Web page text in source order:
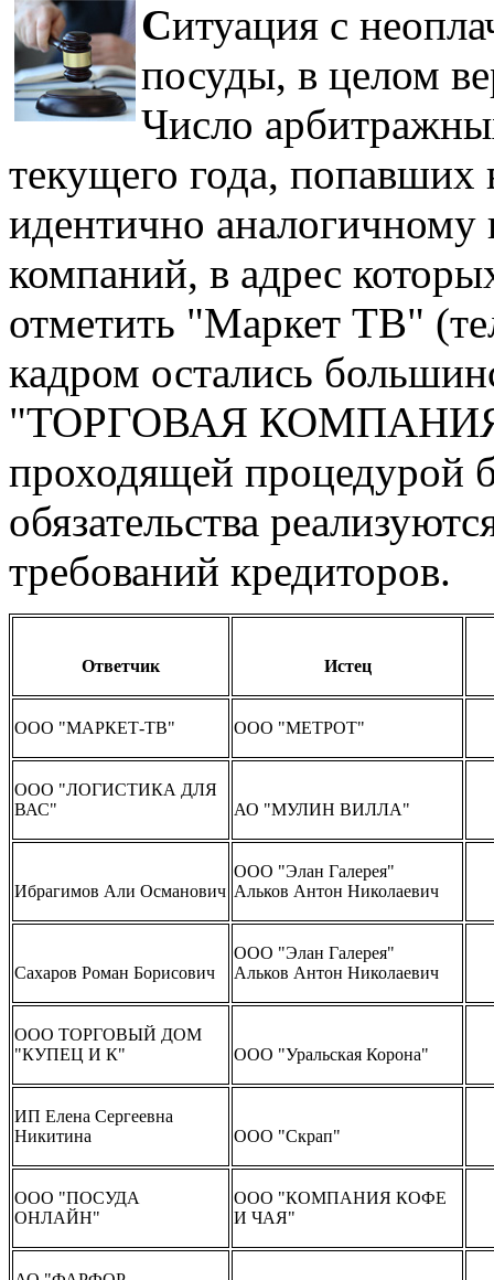
Ситуация с
посуды, в целом
Число
текущего года, попавших
идентично аналогичному
компаний, в адрес
отметить "Маркет ТВ"
кадром остались
"ТОРГОВАЯ КОМПАНИЯ
проходящей процедурой
обязательства
требований кредиторов.
Ответчик Истец
ООО "МАРКЕТ-ТВ" ООО "МЕТРОТ"
ООО "ЛОГИСТИКА ДЛЯ
ВАС"
АО "МУЛИН ВИЛЛА"
Ибрагимов Али Османович
ООО "Элан Галерея"
Альков Антон Николаевич
Сахаров Роман Борисович
ООО "Элан Галерея"
Альков Антон Николаевич
ООО ТОРГОВЫЙ ДОМ
"КУПЕЦ И К"
ООО "Уральская Корона"
ИП Елена Сергеевна
Никитина
ООО "Скрап"
ООО "ПОСУДА
ОНЛАЙН"
ООО "КОМПАНИЯ КОФЕ
И ЧАЯ"